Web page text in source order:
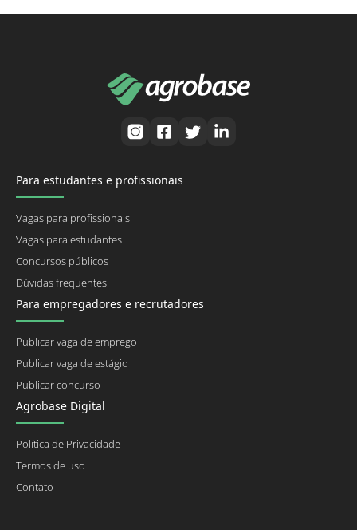
Para estudantes e profissionais
Vagas para profissionais
Vagas para estudantes
Concursos públicos
Dúvidas frequentes
Para empregadores e recrutadores
Publicar vaga de emprego
Publicar vaga de estágio
Publicar concurso
Agrobase Digital
Política de Privacidade
Termos de uso
Contato